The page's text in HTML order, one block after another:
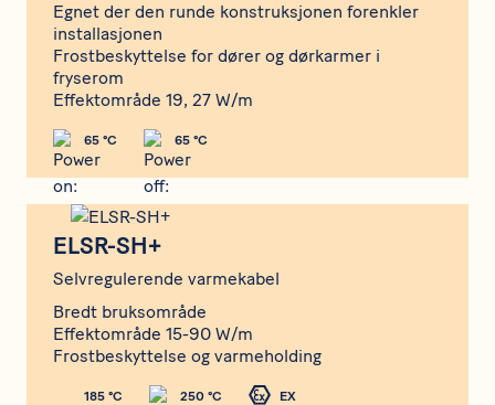
Egnet der den runde konstruksjonen forenkler
installasjonen
Frostbeskyttelse for dører og dørkarmer i
fryserom
Effektområde 19, 27 W/m
65 °C 65 °C
ELSR-SH+
Selvregulerende varmekabel
Bredt bruksområde
Effektområde 15-90 W/m
Frostbeskyttelse og varmeholding
185 °C 250 °C EX
ELSR-SH+